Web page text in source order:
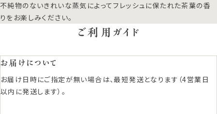
不純物のないきれいな蒸気によってフレッシュに保たれた茶葉の香
りをお楽しみください。
ご利用ガイド
お届けについて
お届け日時にご指定が無い場合は、最短発送となります（4営業日
以内に発送します）。